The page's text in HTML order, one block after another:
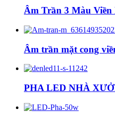
Âm Trần 3 Màu
Âm trần mặt cong
PHA LED NHÀ